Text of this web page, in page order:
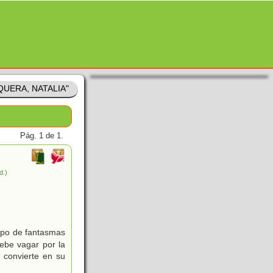
NATALIA"
Pág. 1 de 1.
de fantasmas
vagar por la
en su